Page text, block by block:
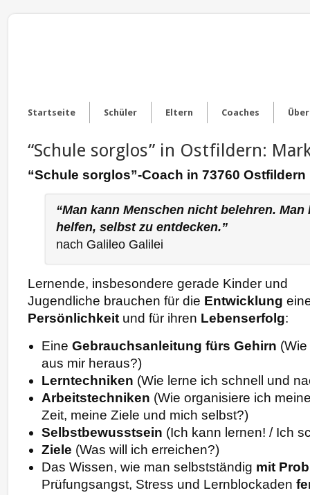
Startseite Schüler Eltern Coaches
“Schule sorglos” in Ostfildern:
“Schule sorglos”-Coach in 73760 Ostfildern
“Man kann Menschen nicht belehren.
helfen, selbst zu entdecken.”
nach Galileo Galilei
Lernende, insbesondere gerade Kinder und
Jugendliche brauchen für die Entwicklung
Persönlichkeit und für ihren Lebenserfolg:
Eine Gebrauchsanleitung fürs Gehirn
aus mir heraus?)
Lerntechniken (Wie lerne ich schnell und
Arbeitstechniken (Wie organisiere ich
Zeit, meine Ziele und mich selbst?)
Selbstbewusstsein (Ich kann lernen! / Ich
Ziele (Was will ich erreichen?)
Das Wissen, wie man selbstständig mit
Prüfungsangst, Stress und Lernblockaden